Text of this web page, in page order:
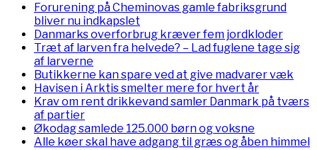
Forurening på Cheminovas gamle fabriksgrund
bliver nu indkapslet
Danmarks overforbrug kræver fem jordkloder
Træt af larven fra helvede? – Lad fuglene tage sig
af larverne
Butikkerne kan spare ved at give madvarer væk
Havisen i Arktis smelter mere for hvert år
Krav om rent drikkevand samler Danmark på tværs
af partier
Økodag samlede 125.000 børn og voksne
Alle køer skal have adgang til græs og åben himmel